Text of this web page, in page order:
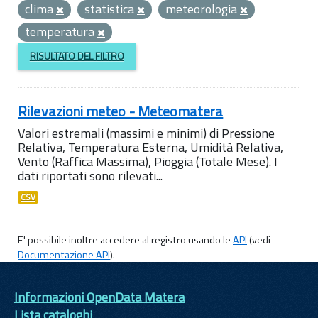
clima
statistica
meteorologia
temperatura
RISULTATO DEL FILTRO
Rilevazioni meteo - Meteomatera
Valori estremali (massimi e minimi) di Pressione
Relativa, Temperatura Esterna, Umidità Relativa,
Vento (Raffica Massima), Pioggia (Totale Mese). I
dati riportati sono rilevati...
CSV
E' possibile inoltre accedere al registro usando leAPI(vedi
Documentazione API).
Informazioni OpenData Matera